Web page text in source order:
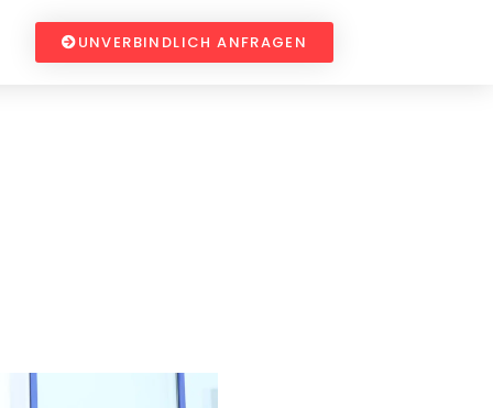
UNVERBINDLICH ANFRAGEN